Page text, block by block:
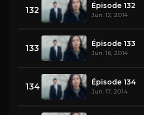
132 Épisode 132
Jun. 12, 2014
133 Épisode 133
Jun. 16, 2014
134 Épisode 134
Jun. 17, 2014